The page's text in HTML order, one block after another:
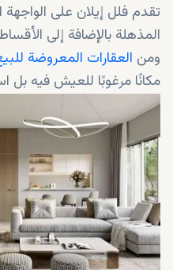
تقدم فلل إيلان على الواجهة
المذهلة بالإضافة إلى
ومن العقارات المعروضة
مكانًا مرغوبًا للعيش فيه بل